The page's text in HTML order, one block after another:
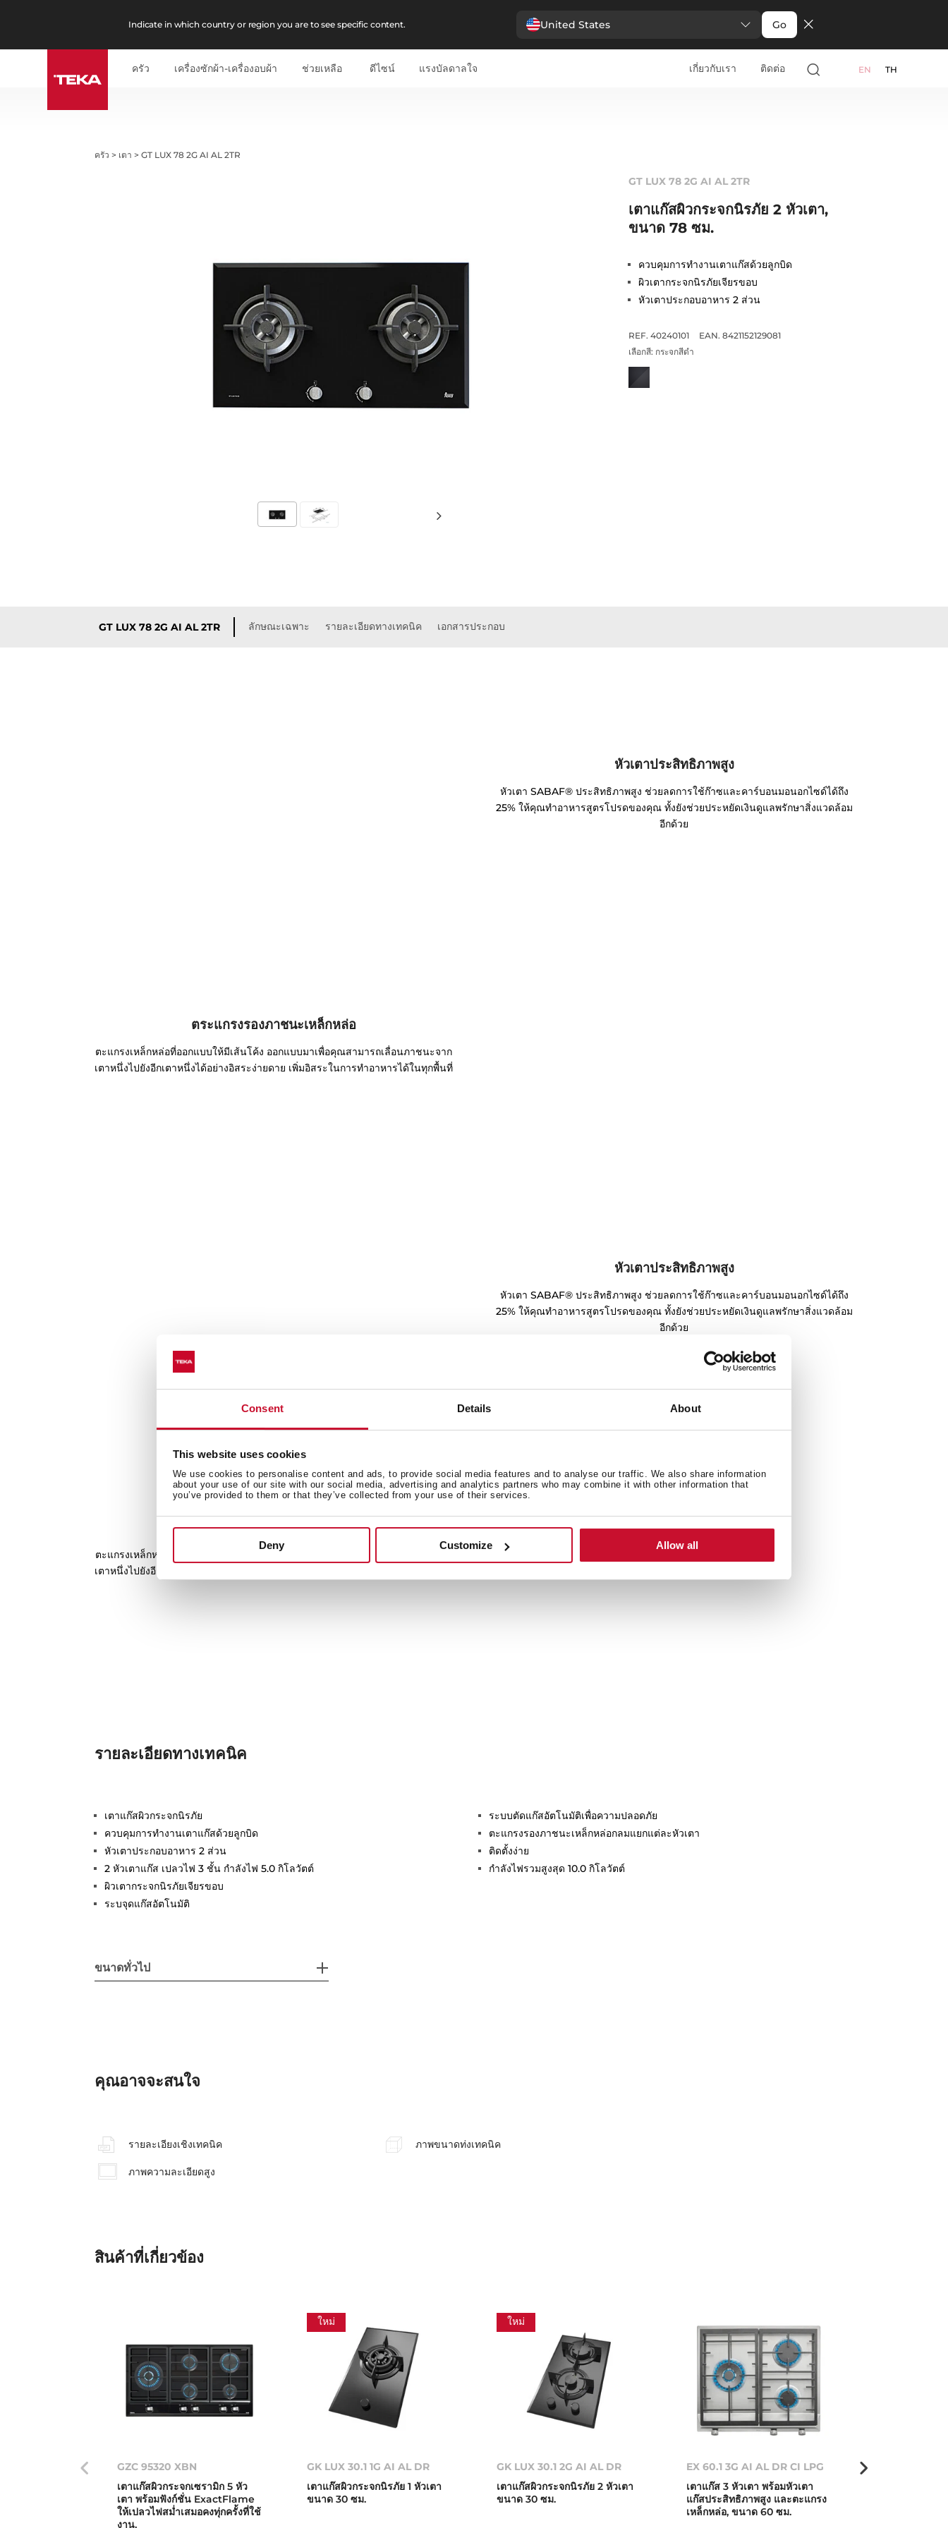
Consent Details About
This website uses cookies
We use cookies to personalise content and ads, to provide social media features and to analyse our traffic. We also share information
about your use of our site with our social media, advertising and analytics partners who may combine it with other information that
you’ve provided to them or that they’ve collected from your use of their services.
Deny Customize Allow all
Indicate in which country or region you are to see specific content. United States Go
ครัว เครื่องซักผ้า-เครื่องอบผ้า ช่วยเหลือ ดีไซน์ แรงบัลดาลใจ เกี่ยวกับเรา ติดต่อ EN TH
ครัว > เตา >GT LUX 78 2G AI AL 2TR
GT LUX 78 2G AI AL 2TR
เตาแก๊สผิวกระจกนิรภัย 2 หัวเตา,
ขนาด 78 ซม.
ควบคุมการทำงานเตาแก๊สด้วยลูกบิด
ผิวเตากระจกนิรภัยเจียรขอบ
หัวเตาประกอบอาหาร 2 ส่วน
REF. 40240101
EAN. 8421152129081
เลือกสี: กระจกสีดำ
GT LUX 78 2G AI AL 2TR ลักษณะเฉพาะ รายละเอียดทางเทคนิค เอกสารประกอบ
หัวเตาประสิทธิภาพสูง
หัวเตา SABAF® ประสิทธิภาพสูง ช่วยลดการใช้ก๊าซและคาร์บอนมอนอกไซด์ได้ถึง
25% ให้คุณทำอาหารสูตรโปรดของคุณ ทั้งยังช่วยประหยัดเงินดูแลพรักษาสิ่งแวดล้อม
อีกด้วย
ตระแกรงรองภาชนะเหล็กหล่อ
ตะแกรงเหล็กหล่อที่ออกแบบให้มีเส้นโค้ง ออกแบบมาเพื่อคุณสามารถเลื่อนภาชนะจาก
เตาหนึ่งไปยังอีกเตาหนึ่งได้อย่างอิสระง่ายดาย เพิ่มอิสระในการทำอาหารได้ในทุกพื้นที่
หัวเตาประสิทธิภาพสูง
หัวเตา SABAF® ประสิทธิภาพสูง ช่วยลดการใช้ก๊าซและคาร์บอนมอนอกไซด์ได้ถึง
25% ให้คุณทำอาหารสูตรโปรดของคุณ ทั้งยังช่วยประหยัดเงินดูแลพรักษาสิ่งแวดล้อม
อีกด้วย
ตระแกรงรองภาชนะเหล็กหล่อ
ตะแกรงเหล็กหล่อที่ออกแบบให้มีเส้นโค้ง ออกแบบมาเพื่อคุณสามารถเลื่อนภาชนะจาก
เตาหนึ่งไปยังอีกเตาหนึ่งได้อย่างอิสระง่ายดาย เพิ่มอิสระในการทำอาหารได้ในทุกพื้นที่
รายละเอียดทางเทคนิค
เตาแก๊สผิวกระจกนิรภัย
ควบคุมการทำงานเตาแก๊สด้วยลูกบิด
หัวเตาประกอบอาหาร 2 ส่วน
2 หัวเตาแก๊ส เปลวไฟ 3 ชั้น กำลังไฟ 5.0 กิโลวัตต์
ผิวเตากระจกนิรภัยเจียรขอบ
ระบจุดแก๊สอัตโนมัติ
ระบบตัดแก๊สอัตโนมัติเพื่อความปลอดภัย
ตะแกรงรองภาชนะเหล็กหล่อกลมแยกแต่ละหัวเตา
ติดตั้งง่าย
กำลังไฟรวมสูงสุด 10.0 กิโลวัตต์
ขนาดทั่วไป
คุณอาจจะสนใจ
รายละเอียงเชิงเทคนิค ภาพขนาดท่งเทคนิค
ภาพความละเอียดสูง
สินค้าที่เกี่ยวข้อง
GZC 95320 XBN
เตาแก๊สผิวกระจกเซรามิก 5 หัว
เตา พร้อมฟังก์ชั่น ExactFlame
ให้เปลวไฟสม่ำเสมอคงทุ่กครั้งที่ใช้
งาน,
ใหม่
GK LUX 30.1 1G AI AL DR
เตาแก๊สผิวกระจกนิรภัย 1 หัวเตา
ขนาด 30 ซม.
ใหม่
GK LUX 30.1 2G AI AL DR
เตาแก๊สผิวกระจกนิรภัย 2 หัวเตา
ขนาด 30 ซม.
EX 60.1 3G AI AL DR CI LPG
เตาแก๊ส 3 หัวเตา พร้อมหัวเตา
แก๊สประสิทธิภาพสูง และตะแกรง
เหล็กหล่อ, ขนาด 60 ซม.